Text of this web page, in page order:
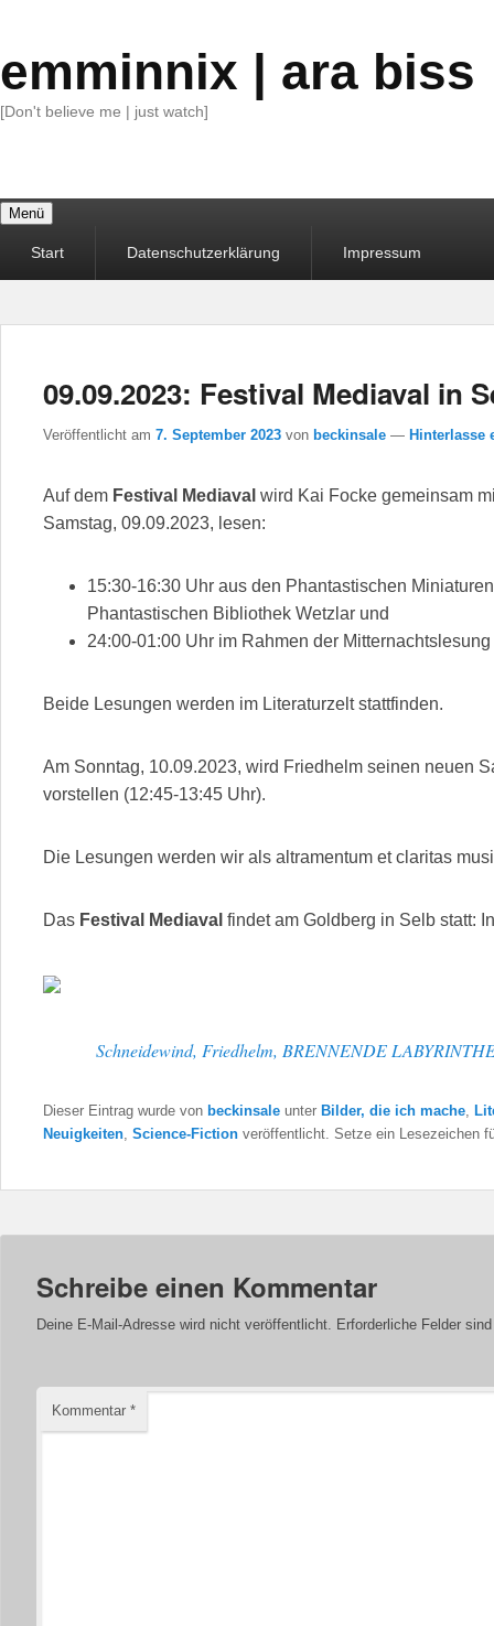
emminnix | ara biss
[Don't believe me | just watch]
Menü
MenüStart Datenschutzerklärung Impressum
09.09.2023: Festival Mediaval in
Veröffentlicht am 7. September 2023 von beckinsale — Hinterlasse
Auf dem Festival Mediaval wird Kai Focke gemeinsam
Samstag, 09.09.2023, lesen:
15:30-16:30 Uhr aus den Phantastischen
Phantastischen Bibliothek Wetzlar und
24:00-01:00 Uhr im Rahmen der Mitternachtslesung
Beide Lesungen werden im Literaturzelt stattfinden.
Am Sonntag, 10.09.2023, wird Friedhelm seinen neuen
vorstellen (12:45-13:45 Uhr).
Die Lesungen werden wir als altramentum et claritas
Das Festival Mediaval findet am Goldberg in Selb statt:
Schneidewind, Friedhelm, BRENNENDE
Dieser Eintrag wurde von beckinsale unter Bilder, die ich mache
Neuigkeiten Science-Fiction veröffentlicht. Setze ein Lesezeichen
Schreibe einen Kommentar
Deine E-Mail-Adresse wird nicht veröffentlicht. Erforderliche Felder
Kommentar *